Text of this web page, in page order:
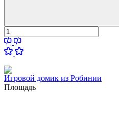
Игровой домик из Робинии
Площадь